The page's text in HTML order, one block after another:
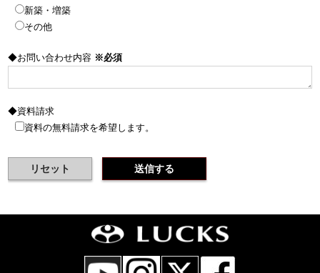
新築・増築
その他
◆お問い合わせ内容 ※必須
◆資料請求
資料の無料請求を希望します。